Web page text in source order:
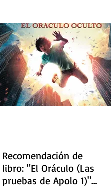
Extra Relatos Trivias
Recomendación de
libro: "El Oráculo (Las
pruebas de Apolo 1)"